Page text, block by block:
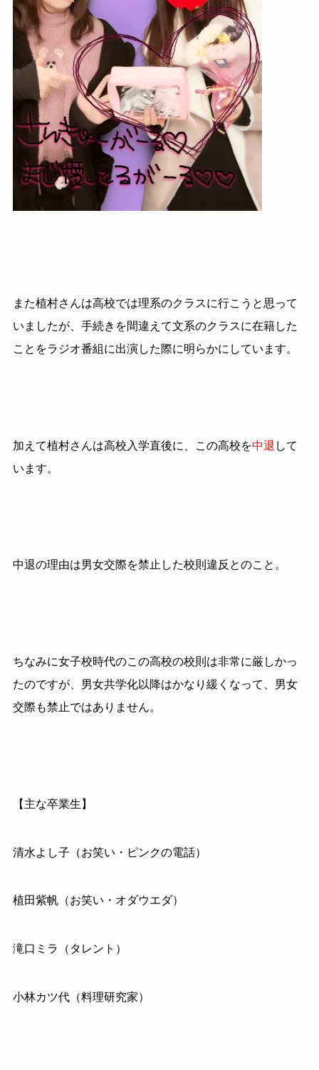
また植村さんは高校では理系のクラスに行こうと思って
いましたが、手続きを間違えて文系のクラスに在籍した
ことをラジオ番組に出演した際に明らかにしています。
加えて植村さんは高校入学直後に、この高校を中退 して
います。
中退の理由は男女交際を禁止した校則違反とのこと。
ちなみに女子校時代のこの高校の校則は非常に厳しかっ
たのですが、男女共学化以降はかなり緩くなって、男女
交際も禁止ではありません。
【主な卒業生】
清水よし子（お笑い・ピンクの電話）
植田紫帆（お笑い・オダウエダ）
滝口ミラ（タレント）
小林カツ代（料理研究家）